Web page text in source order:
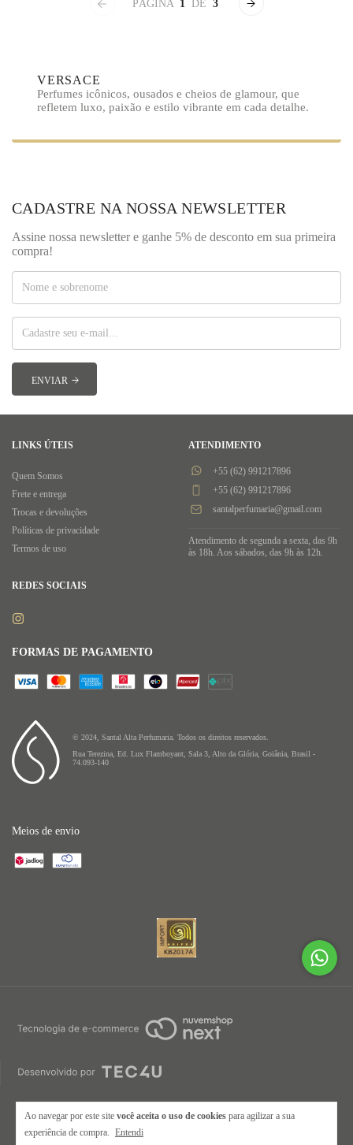
Ao navegar por este site você aceita o uso de cookies para agilizar a sua
experiência de compra. Entendi
PÁGINA 1 DE 3
VERSACE
Perfumes icônicos, ousados e cheios de glamour, que
refletem luxo, paixão e estilo vibrante em cada detalhe.
CADASTRE NA NOSSA NEWSLETTER
Assine nossa newsletter e ganhe 5% de desconto em sua primeira
compra!
© 2024, Santal Alta Perfumaria. Todos os direitos reservados.
Rua Terezina, Ed. Lux Flamboyant, Sala 3, Alto da Glória, Goiânia, Brasil -
74.093-140
LINKS ÚTEIS
Quem Somos
Frete e entrega
Trocas e devoluções
Políticas de privacidade
Termos de uso
ATENDIMENTO
+55 (62) 991217896
+55 (62) 991217896
santalperfumaria@gmail.com
Atendimento de segunda a sexta, das 9h
às 18h. Aos sábados, das 9h às 12h.
REDES SOCIAIS
FORMAS DE PAGAMENTO
Meios de envio